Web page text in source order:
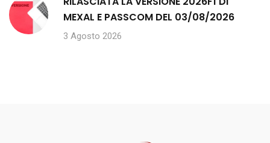
MEXAL E PASSCOM DEL 03/08/2026
3 Agosto 2026